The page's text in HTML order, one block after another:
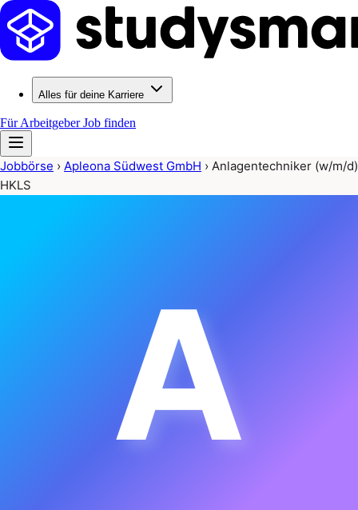
Alles für deine Karriere
Für ArbeitgeberJob finden
Jobbörse › Apleona Südwest GmbH › Anlagentechniker (w/m/d)
HKLS
A